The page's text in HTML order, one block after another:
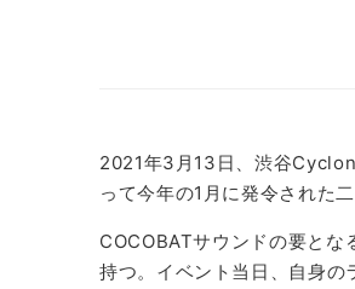
2021年3月13日、渋谷
って今年の1月に発令された
COCOBATサウンドの要と
持つ。イベント当日、自身の